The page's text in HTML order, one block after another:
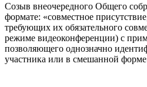
Созыв внеочередного Общего
формате: «совместное
требующих их обязательного
режиме видеоконференции) с
позволяющего однозначно
участника или в смешанной